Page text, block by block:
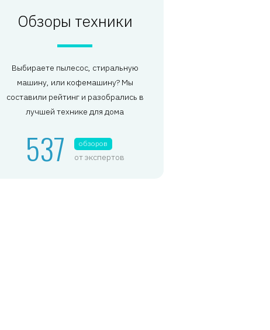
Обзоры техники
Выбираете пылесос, стиральную
машину, или кофемашину? Мы
составили рейтинг и разобрались в
лучшей технике для дома
537 обзоров
от экспертов